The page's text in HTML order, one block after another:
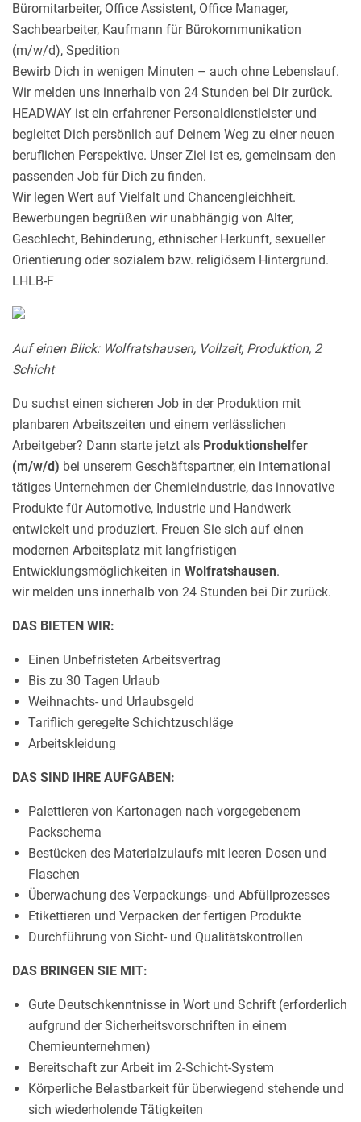
Büromitarbeiter, Office Assistent, Office Manager,
Sachbearbeiter, Kaufmann für Bürokommunikation
(m/w/d), Spedition
Bewirb Dich in wenigen Minuten – auch ohne Lebenslauf.
Wir melden uns innerhalb von 24 Stunden bei Dir zurück.
HEADWAY ist ein erfahrener Personaldienstleister und
begleitet Dich persönlich auf Deinem Weg zu einer neuen
beruflichen Perspektive. Unser Ziel ist es, gemeinsam den
passenden Job für Dich zu finden.
Wir legen Wert auf Vielfalt und Chancengleichheit.
Bewerbungen begrüßen wir unabhängig von Alter,
Geschlecht, Behinderung, ethnischer Herkunft, sexueller
Orientierung oder sozialem bzw. religiösem Hintergrund.
LHLB-F
Auf einen Blick: Wolfratshausen, Vollzeit, Produktion, 2
Schicht
Du suchst einen sicheren Job in der Produktion mit
planbaren Arbeitszeiten und einem verlässlichen
Arbeitgeber? Dann starte jetzt als Produktionshelfer
(m/w/d) bei unserem Geschäftspartner, ein international
tätiges Unternehmen der Chemieindustrie, das innovative
Produkte für Automotive, Industrie und Handwerk
entwickelt und produziert. Freuen Sie sich auf einen
modernen Arbeitsplatz mit langfristigen
Entwicklungsmöglichkeiten in Wolfratshausen.
wir melden uns innerhalb von 24 Stunden bei Dir zurück.
DAS BIETEN WIR:
Einen Unbefristeten Arbeitsvertrag
Bis zu 30 Tagen Urlaub
Weihnachts- und Urlaubsgeld
Tariflich geregelte Schichtzuschläge
Arbeitskleidung
DAS SIND IHRE AUFGABEN:
Palettieren von Kartonagen nach vorgegebenem
Packschema
Bestücken des Materialzulaufs mit leeren Dosen und
Flaschen
Überwachung des Verpackungs- und Abfüllprozesses
Etikettieren und Verpacken der fertigen Produkte
Durchführung von Sicht- und Qualitätskontrollen
DAS BRINGEN SIE MIT:
Gute Deutschkenntnisse in Wort und Schrift (erforderlich
aufgrund der Sicherheitsvorschriften in einem
Chemieunternehmen)
Bereitschaft zur Arbeit im 2-Schicht-System
Körperliche Belastbarkeit für überwiegend stehende und
sich wiederholende Tätigkeiten